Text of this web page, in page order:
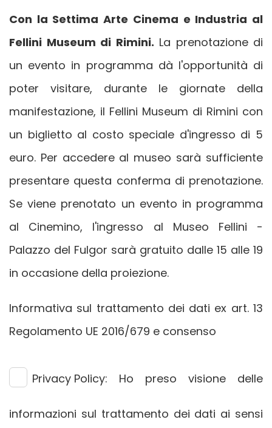
Con la Settima Arte Cinema e Industria al
Fellini Museum di Rimini. La prenotazione di
un evento in programma dà l'opportunità di
poter visitare, durante le giornate della
manifestazione, il Fellini Museum di Rimini con
un biglietto al costo speciale d'ingresso di 5
euro. Per accedere al museo sarà sufficiente
presentare questa conferma di prenotazione.
Se viene prenotato un evento in programma
al Cinemino, l'ingresso al Museo Fellini -
Palazzo del Fulgor sarà gratuito dalle 15 alle 19
in occasione della proiezione.
Informativa sul trattamento dei dati ex art. 13
Regolamento UE 2016/679 e consenso
Privacy Policy: Ho preso visione delle
informazioni sul trattamento dei dati ai sensi